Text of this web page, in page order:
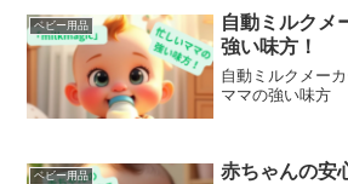
ベビー用品
自動ミルクメ
強い味方！
自動ミルクメー
ママの強い味方
ベビー用品
赤ちゃんの安